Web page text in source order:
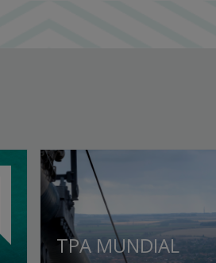
TPA MUNDIAL